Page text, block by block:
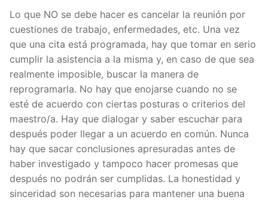
Lo que NO se debe hacer es cancelar la reunión por
cuestiones de trabajo, enfermedades, etc. Una vez
que una cita está programada, hay que tomar en serio
cumplir la asistencia a la misma y, en caso de que sea
realmente imposible, buscar la manera de
reprogramarla. No hay que enojarse cuando no se
esté de acuerdo con ciertas posturas o criterios del
maestro/a. Hay que dialogar y saber escuchar para
después poder llegar a un acuerdo en común. Nunca
hay que sacar conclusiones apresuradas antes de
haber investigado y tampoco hacer promesas que
después no podrán ser cumplidas. La honestidad y
sinceridad son necesarias para mantener una buena